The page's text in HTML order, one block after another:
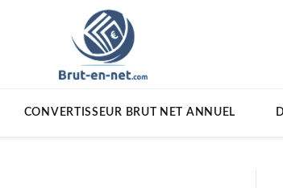
CONVERTISSEUR BRUT NET ANNUEL